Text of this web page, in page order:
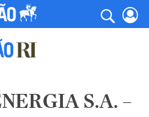
S.A. –